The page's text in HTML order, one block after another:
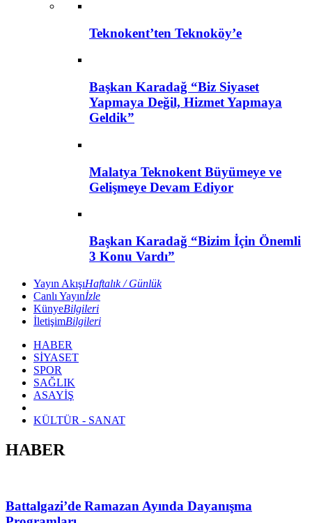
Teknokent’ten Teknoköy’e
Başkan Karadağ “Biz Siyaset
Yapmaya Değil, Hizmet Yapmaya
Geldik”
Malatya Teknokent Büyümeye ve
Gelişmeye Devam Ediyor
Başkan Karadağ “Bizim İçin Önemli
3 Konu Vardı”
Yayın AkışıHaftalık / Günlük
Canlı Yayınİzle
KünyeBilgileri
İletişimBilgileri
HABER
SİYASET
SPOR
SAĞLIK
ASAYİŞ
KÜLTÜR - SANAT
HABER
Battalgazi’de Ramazan Ayında Dayanışma